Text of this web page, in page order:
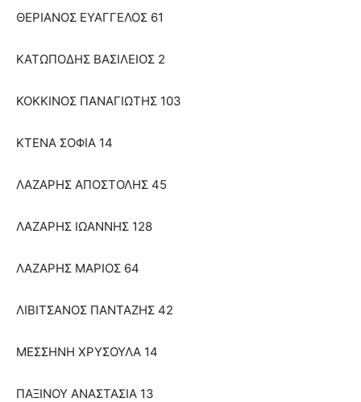
ΘΕΡΙΑΝΟΣ ΕΥΑΓΓΕΛΟΣ 61
ΚΑΤΩΠΟΔΗΣ ΒΑΣΙΛΕΙΟΣ 2
ΚΟΚΚΙΝΟΣ ΠΑΝΑΓΙΩΤΗΣ 103
ΚΤΕΝΑ ΣΟΦΙΑ 14
ΛΑΖΑΡΗΣ ΑΠΟΣΤΟΛΗΣ 45
ΛΑΖΑΡΗΣ ΙΩΑΝΝΗΣ 128
ΛΑΖΑΡΗΣ ΜΑΡΙΟΣ 64
ΛΙΒΙΤΣΑΝΟΣ ΠΑΝΤΑΖΗΣ 42
ΜΕΣΣΗΝΗ ΧΡΥΣΟΥΛΑ 14
ΠΑΞΙΝΟΥ ΑΝΑΣΤΑΣΙΑ 13